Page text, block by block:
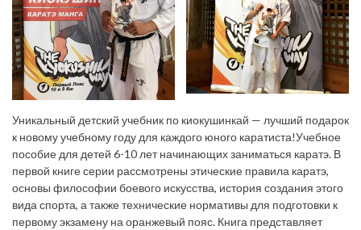
Уникальный детский учебник по киокушинкай — лучший подарок
к новому учебному году для каждого юного каратиста!Учебное
пособие для детей 6-10 лет начинающих заниматься каратэ. В
первой книге серии рассмотрены этические правила каратэ,
основы философии боевого искусства, история создания этого
вида спорта, а также технические нормативы для подготовки к
первому экзамену на оранжевый пояс. Книга представляет